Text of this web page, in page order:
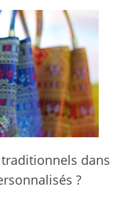
dans
?